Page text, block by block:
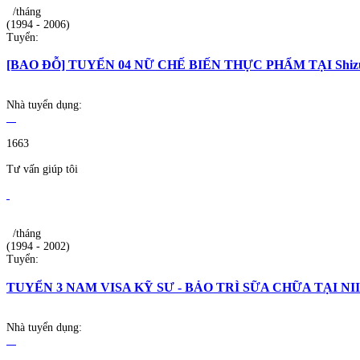
/tháng
(1994 - 2006)
Tuyển:
[BAO ĐỖ] TUYỂN 04 NỮ CHẾ BIẾN THỰC PHẨM TẠI
Nhà tuyển dụng:
1663
Tư vấn giúp tôi
/tháng
(1994 - 2002)
Tuyển:
TUYỂN 3 NAM VISA KỸ SƯ - BẢO TRÌ SỮA CHỮA TẠI
Nhà tuyển dụng: